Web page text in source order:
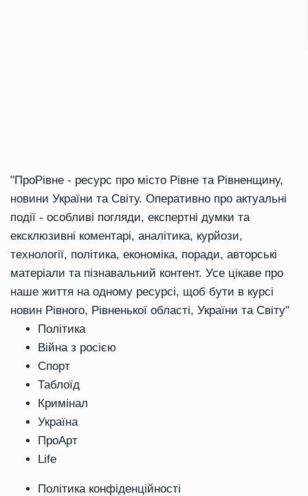
"ПроРівне - ресурс про місто Рівне та Рівненщину,
новини України та Світу. Оперативно про актуальні
події - особливі погляди, експертні думки та
ексклюзивні коментарі, аналітика, курйози,
технології, політика, економіка, поради, авторські
матеріали та пізнавальний контент. Усе цікаве про
наше життя на одному ресурсі, щоб бути в курсі
новин Рівного, Рівненької області, України та Світу"
Політика
Війна з росією
Спорт
Таблоїд
Кримінал
Україна
ПроАрт
Life
Політика конфіденційності